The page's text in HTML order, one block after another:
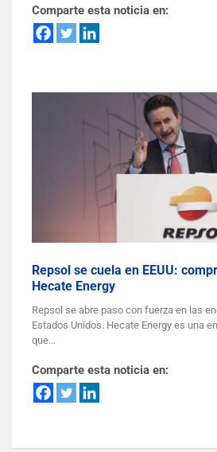
Comparte esta noticia en:
Repsol se cuela en EEUU:
Hecate Energy
Repsol se abre paso con fuerza en las
Estados Unidos. Hecate Energy es una
que…
Comparte esta noticia en: